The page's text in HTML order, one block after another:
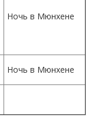
Ночь в Мюнхене
Ночь в Мюнхене